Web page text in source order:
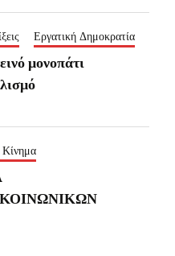
Εργατική Δημοκρατία
μονοπάτι
Κίνημα
ΚΟΙΝΩΝΙΚΩΝ